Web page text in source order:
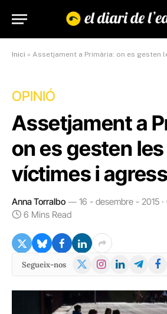
Inici » Assetjament a Primària: on es gesten les
OPINIÓ
Assetjament a
on es gesten
víctimes i
Anna Torralbo
16 - desembre - 2015
6 Mins Read
Segueix-nos
X
Instagram
LinkedInTelegram